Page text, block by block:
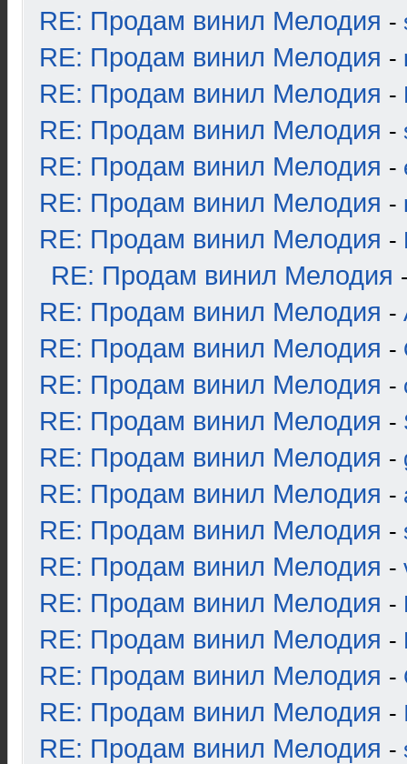
RE: Продам винил Мелодия -
RE: Продам винил Мелодия -
RE: Продам винил Мелодия -
RE: Продам винил Мелодия -
RE: Продам винил Мелодия -
RE: Продам винил Мелодия -
RE: Продам винил Мелодия -
RE: Продам винил Мелодия
RE: Продам винил Мелодия -
RE: Продам винил Мелодия -
RE: Продам винил Мелодия -
RE: Продам винил Мелодия -
RE: Продам винил Мелодия -
RE: Продам винил Мелодия -
RE: Продам винил Мелодия -
RE: Продам винил Мелодия -
RE: Продам винил Мелодия -
RE: Продам винил Мелодия -
RE: Продам винил Мелодия -
RE: Продам винил Мелодия -
RE: Продам винил Мелодия -